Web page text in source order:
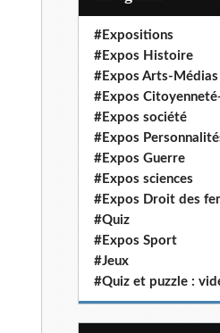
#Expositions
#Expos Histoire
#Expos Arts-Médias
#Expos
#Expos société
#Expos
#Expos Guerre
#Expos sciences
#Expos Droit des
#Quiz
#Expos Sport
#Jeux
#Quiz et puzzle :